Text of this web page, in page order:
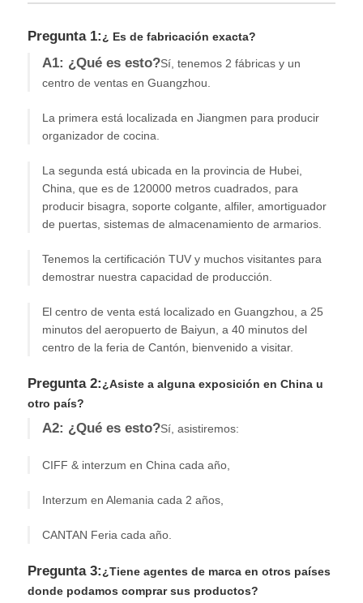
Pregunta 1:¿ Es de fabricación exacta?
A1: ¿Qué es esto?Sí, tenemos 2 fábricas y un
centro de ventas en Guangzhou.
La primera está localizada en Jiangmen para producir
organizador de cocina.
La segunda está ubicada en la provincia de Hubei,
China, que es de 120000 metros cuadrados, para
producir bisagra, soporte colgante, alfiler, amortiguador
de puertas, sistemas de almacenamiento de armarios.
Tenemos la certificación TUV y muchos visitantes para
demostrar nuestra capacidad de producción.
El centro de venta está localizado en Guangzhou, a 25
minutos del aeropuerto de Baiyun, a 40 minutos del
centro de la feria de Cantón, bienvenido a visitar.
Pregunta 2:¿Asiste a alguna exposición en China u
otro país?
A2: ¿Qué es esto?Sí, asistiremos:
CIFF & interzum en China cada año,
Interzum en Alemania cada 2 años,
CANTAN Feria cada año.
Pregunta 3:¿Tiene agentes de marca en otros países
donde podamos comprar sus productos?